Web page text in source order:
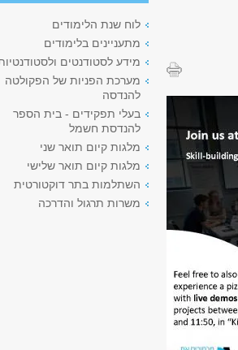
לוח שנת הלימודים
מתעניינים בלימודים
מידע לסטודנטים
מערכת הפניות של הפקולטה
להנדסה
בעלי תפקידים - בית הספר
להנדסת חשמל
מלגות קיום תואר שני
מלגות קיום תואר שלישי
השתלמות בתר דוקטורטית
משרות תרגול והדרכה